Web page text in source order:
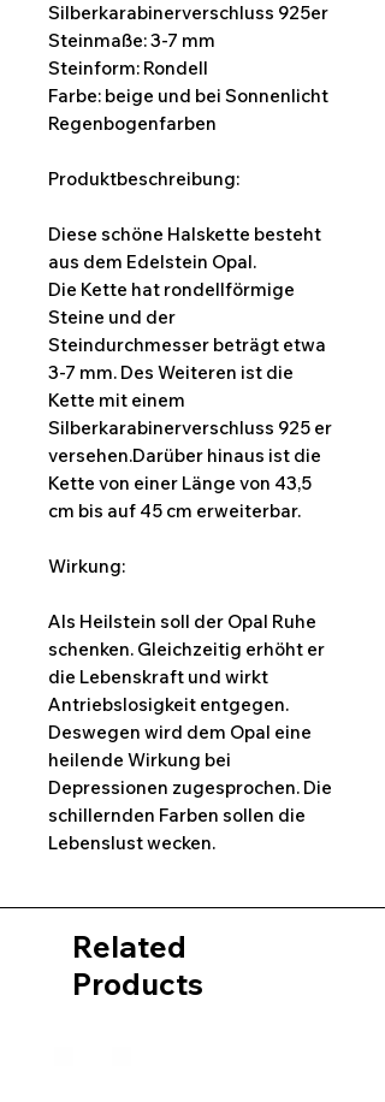
Silberkarabinerverschluss 925er
Steinmaße: 3-7 mm
Steinform: Rondell
Farbe: beige und bei Sonnenlicht
Regenbogenfarben
Produktbeschreibung:
Diese schöne Halskette besteht
aus dem Edelstein Opal.
Die Kette hat rondellförmige
Steine und der
Steindurchmesser beträgt etwa
3-7 mm. Des Weiteren ist die
Kette mit einem
Silberkarabinerverschluss 925 er
versehen.Darüber hinaus ist die
Kette von einer Länge von 43,5
cm bis auf 45 cm erweiterbar.
Wirkung:
Als Heilstein soll der Opal Ruhe
schenken. Gleichzeitig erhöht er
die Lebenskraft und wirkt
Antriebslosigkeit entgegen.
Deswegen wird dem Opal eine
heilende Wirkung bei
Depressionen zugesprochen. Die
schillernden Farben sollen die
Lebenslust wecken.
Related
Products